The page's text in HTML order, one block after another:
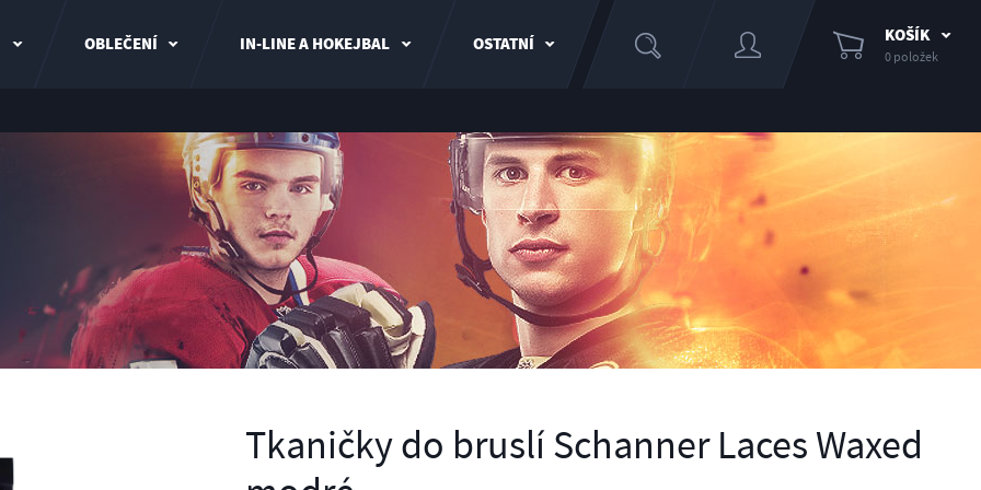
OBLEČENÍ IN-LINE A HOKEJBAL OSTATNÍ KOŠÍK
0 položek
Tkaničky do bruslí Schanner Laces Waxed